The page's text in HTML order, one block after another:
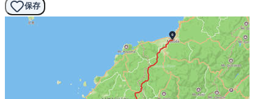
保存